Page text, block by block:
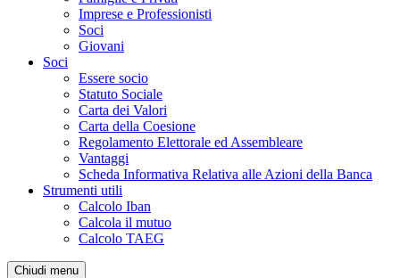
Imprese e Professionisti
Soci
Giovani
Soci
Essere socio
Statuto Sociale
Carta dei Valori
Carta della Coesione
Regolamento Elettorale ed Assembleare
Vantaggi
Scheda Informativa Relativa alle Azioni della Banca
Strumenti utili
Calcolo Iban
Calcola il mutuo
Calcolo TAEG
Chiudi menu